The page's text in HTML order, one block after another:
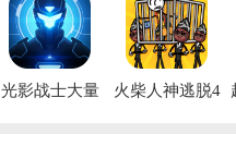
光影战士大量
火柴人神逃脱4